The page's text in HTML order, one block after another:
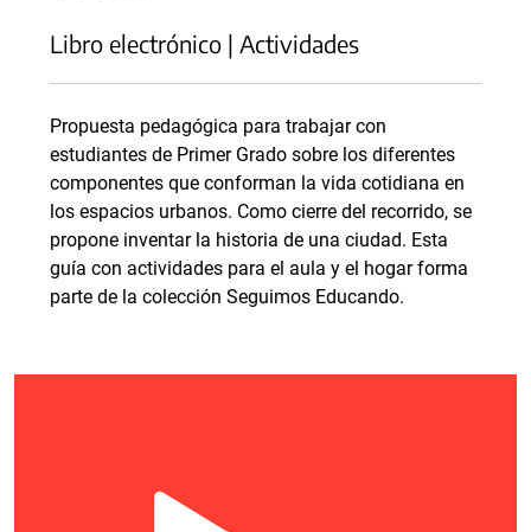
Libro electrónico | Actividades
Propuesta pedagógica para trabajar con
estudiantes de Primer Grado sobre los diferentes
componentes que conforman la vida cotidiana en
los espacios urbanos. Como cierre del recorrido, se
propone inventar la historia de una ciudad. Esta
guía con actividades para el aula y el hogar forma
parte de la colección Seguimos Educando.